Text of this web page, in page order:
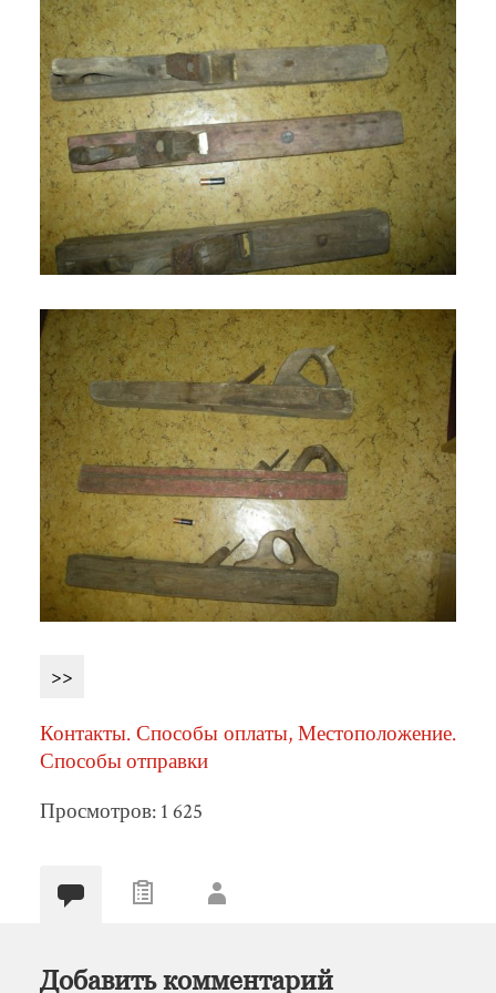
>>
Контакты. Способы оплаты, Местоположение.
Способы отправки
Просмотров: 1 625
Добавить комментарий